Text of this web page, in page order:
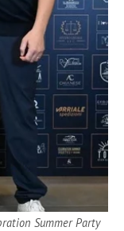
Summer Party